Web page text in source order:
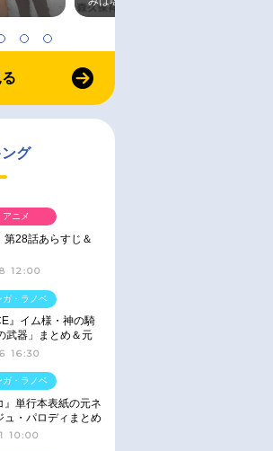
グ
第28話あらすじ＆
12:00
アニメ
』イム様・神の騎
武器」まとめ＆元
16:30
ガ・ラノベ
』単行本表紙の元ネ
ュ・パロディまとめ
10:00
ガ・ラノベ